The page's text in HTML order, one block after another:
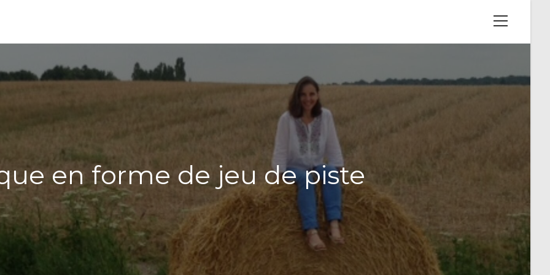
View
en forme de jeu de piste